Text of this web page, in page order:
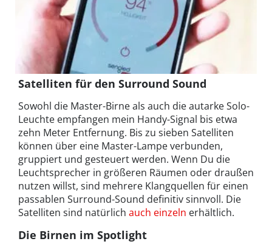
Satelliten für den Surround Sound
Sowohl die Master-Birne als auch die autarke Solo-
Leuchte empfangen mein Handy-Signal bis etwa
zehn Meter Entfernung. Bis zu sieben Satelliten
können über eine Master-Lampe verbunden,
gruppiert und gesteuert werden. Wenn Du die
Leuchtsprecher in größeren Räumen oder draußen
nutzen willst, sind mehrere Klangquellen für einen
passablen Surround-Sound definitiv sinnvoll. Die
Satelliten sind natürlich auch einzeln erhältlich.
Die Birnen im Spotlight